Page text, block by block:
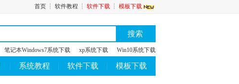
首页 ┆ 软件教程 ┆ 软件下载 ┆ 模板下载
搜索
笔记本Windows7系统下载 xp系统下载 Win10系统下载
系统教程 软件下载 模板下载